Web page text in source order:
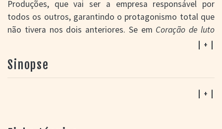
Produções, que vai ser a empresa responsável por
todos os outros, garantindo o protagonismo total que
não tivera nos dois anteriores. Se em Coração de luto
(1967) já está o personagem Teixeirinha, o mesmo não
tornou-se freira
públicas. Mas a história mistura dados verdadeiros com
fantasia e sublimação. Por exemplo, na cena da festa na
| + |
Sinopse
| + |